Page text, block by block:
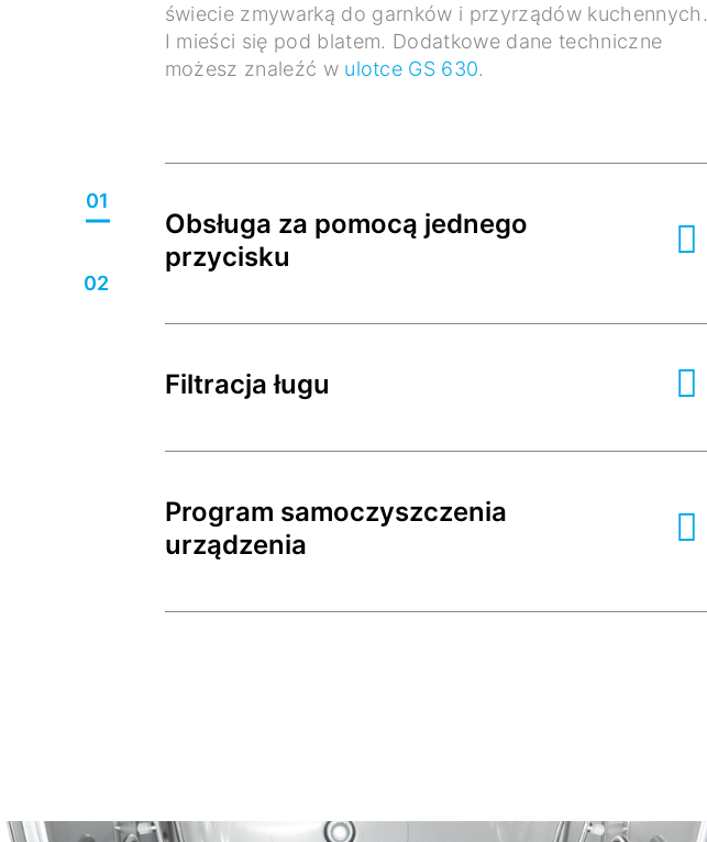
świecie zmywarką do garnków i przyrządów kuchennych.
I mieści się pod blatem. Dodatkowe dane techniczne
możesz znaleźć w ulotce GS 630.
Obsługa za pomocą jednego
przycisku
Filtracja ługu
Program samoczyszczenia
urządzenia
01
02